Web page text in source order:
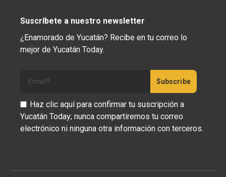
Suscríbete a nuestro newsletter
¿Enamorado de Yucatán? Recibe en tu correo lo
mejor de Yucatán Today.
Haz clic aquí para confirmar tu suscripción a
Yucatán Today; nunca compartiremos tu correo
electrónico ni ninguna otra información con terceros.